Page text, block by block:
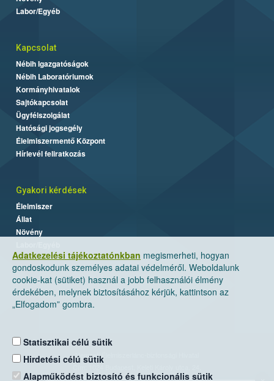
Adatkezelési tájékoztatónkban megismerheti, hogyan
gondoskodunk személyes adatai védelméről. Weboldalunk
cookie-kat (sütiket) használ a jobb felhasználói élmény
érdekében, melynek biztosításához kérjük, kattintson az
„Elfogadom” gombra.
Statisztikai célú sütik
Hirdetési célú sütik
Alapműködést biztosító és funkcionális sütik
Labor/Egyéb
Kapcsolat
Nébih Igazgatóságok
Nébih Laboratóriumok
Kormányhivatalok
Sajtókapcsolat
Ügyfélszolgálat
Hatósági jogsegély
Élelmiszermentő Központ
Hírlevél feliratkozás
Gyakori kérdések
Élelmiszer
Állat
Növény
Nemzeti Élelmiszerlánc-biztonsági Hivatal
Levelezési cím: 1525 Budapest. Pf. 30.